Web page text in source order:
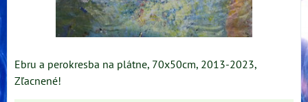
Ebru a perokresba na plátne, 70x50cm, 2013-2023,
Zľacnené!